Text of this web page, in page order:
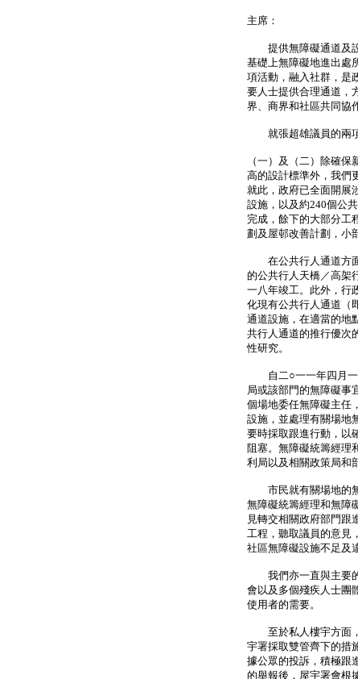
主席：
提供無障礙通道及設
基礎上無障礙地進出處
項活動，融入社群，是
要人士提供合理通道，
界、商界和社區共同協
就張超雄議員的兩
（一）及（二）除確
高的設計標準外，我們
就此，政府已全面開展
設施，以及約240個公
完成，餘下的大部分工
劃及屋邨改善計劃，小
在公共行人通道方面
的公共行人天橋／高架
一八年竣工。此外，行
化現有公共行人通道（
通道設施，在適當的地
共行人通道的推行優次
性研究。
自二○一一年四月一
局或該部門的無障礙事
個場地委任無障礙主任
設施，並處理有關場地
要時採取跟進行動，以
阻塞。無障礙統籌經理
利局以及相關政策局和
市民就有關場地的無
無障礙統籌經理和無障
見轉交相關政府部門跟
工程，聽取議員的意見
社區無障礙設施不足及
我們亦一直與主要的
會以及多個殘疾人士團
使用者的需要。
至於私人樓宇方面，
宇署採取雙管齊下的措
據公眾的投訴，積極跟
的舉報後，屋宇署會根